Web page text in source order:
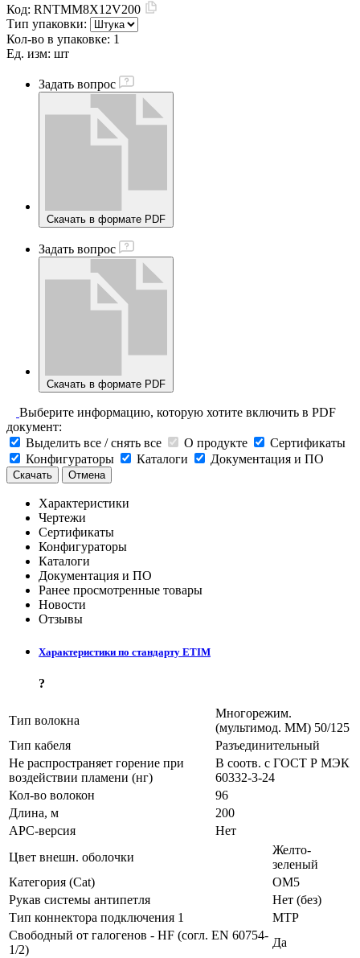
Код: RNTMM8X12V200
Тип упаковки:
Кол-во в упаковке: 1
Ед. изм: шт
Задать вопрос
Скачать в формате PDF
Задать вопрос
Скачать в формате PDF
Выберите информацию, которую хотите включить в PDF
документ:
Выделить все / снять все
О продукте
Сертификаты
Конфигураторы
Каталоги Документация и ПО
Скачать Отмена
Характеристики
Чертежи
Сертификаты
Конфигураторы
Каталоги
Документация и ПО
Ранее просмотренные товары
Новости
Отзывы
Характеристики по стандарту ETIM
?
Тип волокна
Многорежим.
(мультимод. MM) 50/125
Тип кабеля
Разъединительный
Не распространяет горение при
воздействии пламени (нг)
В соотв. с ГОСТ Р МЭК
60332-3-24
Кол-во волокон
96
Длина, м
200
APC-версия
Нет
Цвет внешн. оболочки
Желто-
зеленый
Категория (Cat)
ОМ5
Рукав системы антипетля
Нет (без)
Тип коннектора подключения 1
MTP
Свободный от галогенов - HF (согл. EN 60754-
1/2)
Да